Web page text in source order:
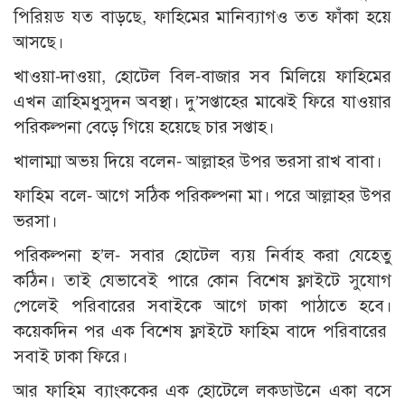
পিরিয়ড যত বাড়ছে, ফাহিমের মানিব্যাগও তত ফাঁকা হয়ে
আসছে।
খাওয়া-দাওয়া, হোটেল বিল-বাজার সব মিলিয়ে ফাহিমের
এখন ত্রাহিমধুসুদন অবস্থা। দু’সপ্তাহের মাঝেই ফিরে যাওয়ার
পরিকল্পনা বেড়ে গিয়ে হয়েছে চার সপ্তাহ।
খালাম্মা অভয় দিয়ে বলেন- আল্লাহর উপর ভরসা রাখ বাবা।
ফাহিম বলে- আগে সঠিক পরিকল্পনা মা। পরে আল্লাহর উপর
ভরসা।
পরিকল্পনা হ’ল- সবার হোটেল ব্যয় নির্বাহ করা যেহেতু
কঠিন। তাই যেভাবেই পারে কোন বিশেষ ফ্লাইটে সুযোগ
পেলেই পরিবারের সবাইকে আগে ঢাকা পাঠাতে হবে।
কয়েকদিন পর এক বিশেষ ফ্লাইটে ফাহিম বাদে পরিবারের
সবাই ঢাকা ফিরে।
আর ফাহিম ব্যাংককের এক হোটেলে লকডাউনে একা বসে